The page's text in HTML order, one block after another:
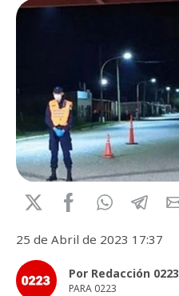
25 de Abril de 2023 17:37
Por Redacción 0223
PARA 0223